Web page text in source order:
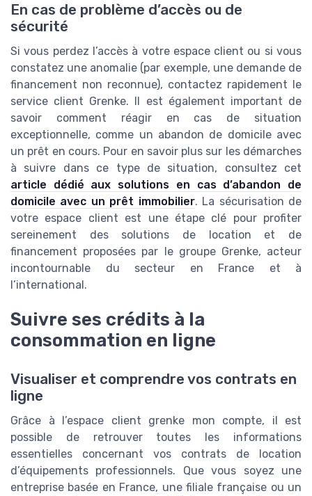
En cas de problème d’accès ou de
sécurité
Si vous perdez l’accès à votre espace client ou si vous
constatez une anomalie (par exemple, une demande de
financement non reconnue), contactez rapidement le
service client Grenke. Il est également important de
savoir comment réagir en cas de situation
exceptionnelle, comme un abandon de domicile avec
un prêt en cours. Pour en savoir plus sur les démarches
à suivre dans ce type de situation, consultez cet
article dédié aux solutions en cas d’abandon de
domicile avec un prêt immobilier. La sécurisation de
votre espace client est une étape clé pour profiter
sereinement des solutions de location et de
financement proposées par le groupe Grenke, acteur
incontournable du secteur en France et à
l’international.
Suivre ses crédits à la
consommation en ligne
Visualiser et comprendre vos contrats en
ligne
Grâce à l’espace client grenke mon compte, il est
possible de retrouver toutes les informations
essentielles concernant vos contrats de location
d’équipements professionnels. Que vous soyez une
entreprise basée en France, une filiale française ou un